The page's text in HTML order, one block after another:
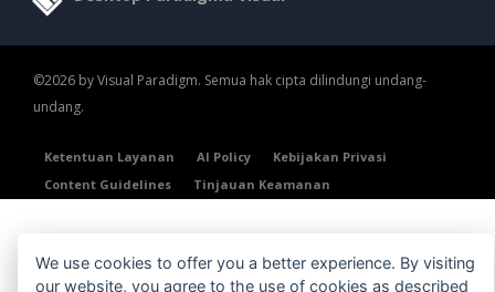
©2026 by Visual Paradigm. Semua hak cipta dilindungi undang-
undang.
Ketentuan Layanan AI Policy
Kebijakan Privasi
Content Guidelines
Tinjauan Keamanan
We use cookies to offer you a better experience. By visiting
our website, you agree to the use of cookies as described